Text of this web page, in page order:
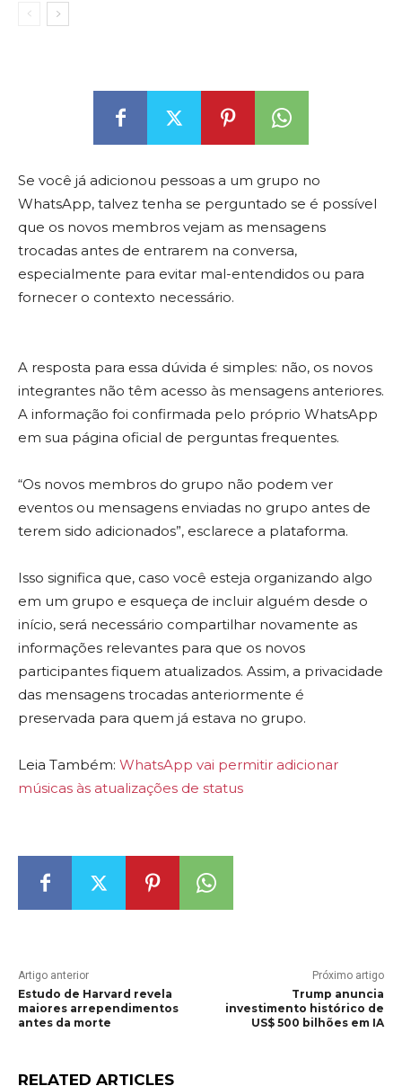
Se você já adicionou pessoas a um grupo no
WhatsApp, talvez tenha se perguntado se é possível
que os novos membros vejam as mensagens
trocadas antes de entrarem na conversa,
especialmente para evitar mal-entendidos ou para
fornecer o contexto necessário.
A resposta para essa dúvida é simples: não, os novos
integrantes não têm acesso às mensagens anteriores.
A informação foi confirmada pelo próprio WhatsApp
em sua página oficial de perguntas frequentes.
“Os novos membros do grupo não podem ver
eventos ou mensagens enviadas no grupo antes de
terem sido adicionados”, esclarece a plataforma.
Isso significa que, caso você esteja organizando algo
em um grupo e esqueça de incluir alguém desde o
início, será necessário compartilhar novamente as
informações relevantes para que os novos
participantes fiquem atualizados. Assim, a privacidade
das mensagens trocadas anteriormente é
preservada para quem já estava no grupo.
Leia Também: WhatsApp vai permitir adicionar
músicas às atualizações de status
Artigo anterior
Estudo de Harvard revela
maiores arrependimentos
antes da morte
Próximo artigo
Trump anuncia
investimento histórico de
US$ 500 bilhões em IA
RELATED ARTICLES